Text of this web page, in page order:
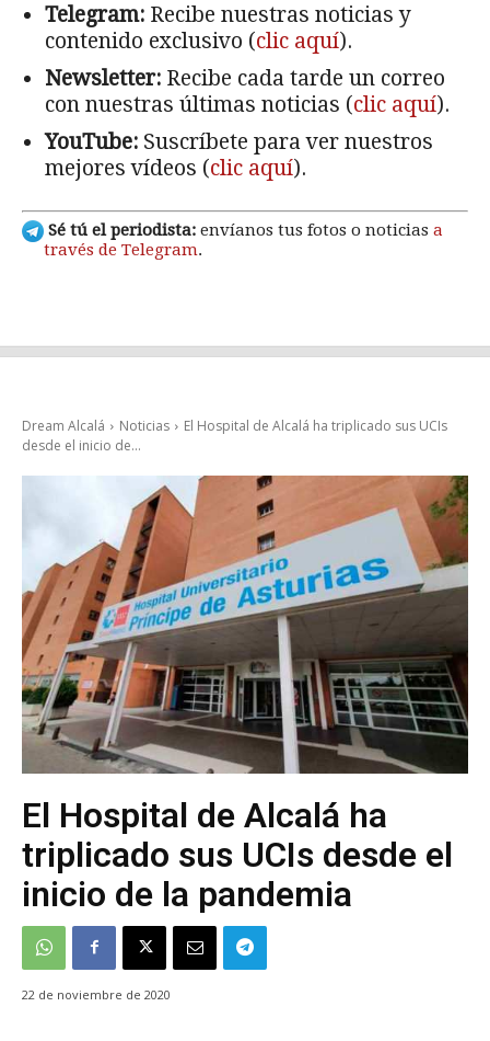
Telegram: Recibe nuestras noticias y
contenido exclusivo (clic aquí).
Newsletter: Recibe cada tarde un correo
con nuestras últimas noticias (clic aquí).
YouTube: Suscríbete para ver nuestros
mejores vídeos (clic aquí).
Sé tú el periodista: envíanos tus fotos o noticias a
través de Telegram.